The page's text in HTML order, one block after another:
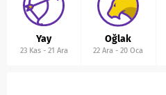
Yay
23 Kas- 21 Ara
Oğlak
22 Ara -20 Oca